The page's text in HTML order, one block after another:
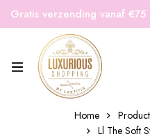
Gratis verzending vanaf
winkel | Snelle verzending
Home
Ll The Soft